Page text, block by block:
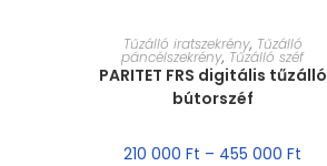
MÉRET VÁLASZTÁSA
Tűzálló iratszekrény, Tűzálló
páncélszekrény, Tűzálló széf
PARITET FRS digitális tűzálló
bútorszéf
210 000Ft – 455 000Ft